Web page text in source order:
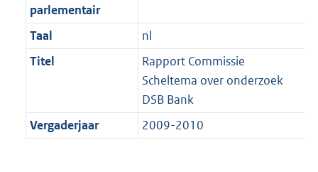
parlementair
Taal
nl
Titel
Rapport Commissie
Scheltema over onderzoek
DSB Bank
Vergaderjaar
2009-2010